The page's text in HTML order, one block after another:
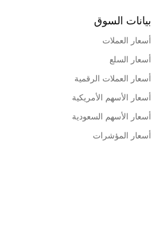
بيانات السوق
أسعار العملات
أسعار السلع
أسعار العملات الرقمية
أسعار الأسهم الأمريكية
أسعار الأسهم السعودية
أسعار المؤشرات